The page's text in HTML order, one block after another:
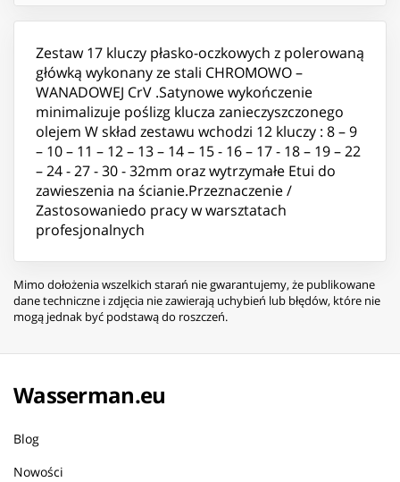
Zestaw 17 kluczy płasko-oczkowych z polerowaną
główką wykonany ze stali CHROMOWO –
WANADOWEJ CrV .Satynowe wykończenie
minimalizuje poślizg klucza zanieczyszczonego
olejem W skład zestawu wchodzi 12 kluczy : 8 – 9
– 10 – 11 – 12 – 13 – 14 – 15 - 16 – 17 - 18 – 19 – 22
– 24 - 27 - 30 - 32mm oraz wytrzymałe Etui do
zawieszenia na ścianie.Przeznaczenie /
Zastosowaniedo pracy w warsztatach
profesjonalnych
Mimo dołożenia wszelkich starań nie gwarantujemy, że publikowane
dane techniczne i zdjęcia nie zawierają uchybień lub błędów, które nie
mogą jednak być podstawą do roszczeń.
Wasserman.eu
Blog
Nowości